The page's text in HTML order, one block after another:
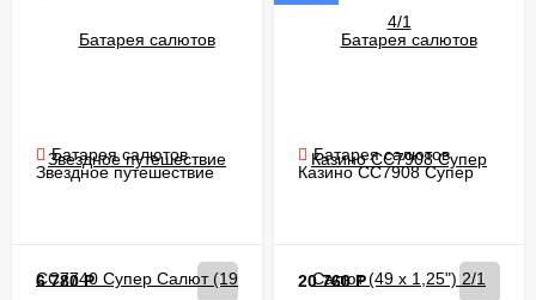
Батарея салютов
Звездное путешествие
6 780Р
Батарея салютов
Казино CC7908 Супер
20 760Р